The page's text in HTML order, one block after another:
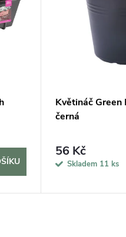
Květináč Green
černá
56 Kč
Skladem 11 ks